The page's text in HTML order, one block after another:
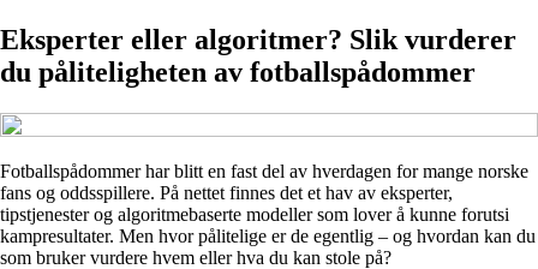
Eksperter eller algoritmer? Slik vurderer
du påliteligheten av fotballspådommer
Fotballspådommer har blitt en fast del av hverdagen for mange norske
fans og oddsspillere. På nettet finnes det et hav av eksperter,
tipstjenester og algoritmebaserte modeller som lover å kunne forutsi
kampresultater. Men hvor pålitelige er de egentlig – og hvordan kan du
som bruker vurdere hvem eller hva du kan stole på?